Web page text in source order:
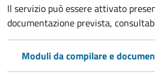
Il servizio può essere attivato
documentazione prevista,
Moduli da compilare e